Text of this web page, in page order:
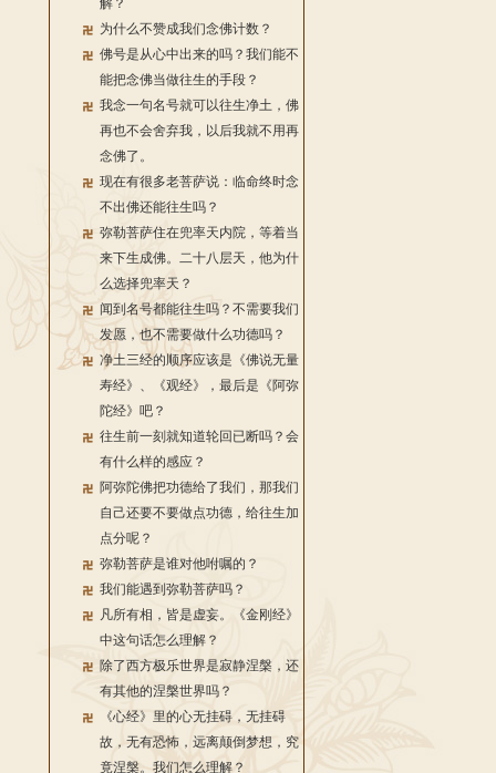
解？
为什么不赞成我们念佛计数？
佛号是从心中出来的吗？我们能不
能把念佛当做往生的手段？
我念一句名号就可以往生净土，佛
再也不会舍弃我，以后我就不用再
念佛了。
现在有很多老菩萨说：临命终时念
不出佛还能往生吗？
弥勒菩萨住在兜率天内院，等着当
来下生成佛。二十八层天，他为什
么选择兜率天？
闻到名号都能往生吗？不需要我们
发愿，也不需要做什么功德吗？
净土三经的顺序应该是《佛说无量
寿经》、《观经》，最后是《阿弥
陀经》吧？
往生前一刻就知道轮回已断吗？会
有什么样的感应？
阿弥陀佛把功德给了我们，那我们
自己还要不要做点功德，给往生加
点分呢？
弥勒菩萨是谁对他咐嘱的？
我们能遇到弥勒菩萨吗？
凡所有相，皆是虚妄。《金刚经》
中这句话怎么理解？
除了西方极乐世界是寂静涅槃，还
有其他的涅槃世界吗？
《心经》里的心无挂碍，无挂碍
故，无有恐怖，远离颠倒梦想，究
竟涅槃。我们怎么理解？